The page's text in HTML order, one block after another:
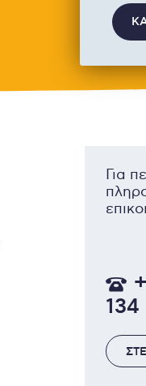
Έχω διαβάσει και συμφωνώ με τους
Για
134